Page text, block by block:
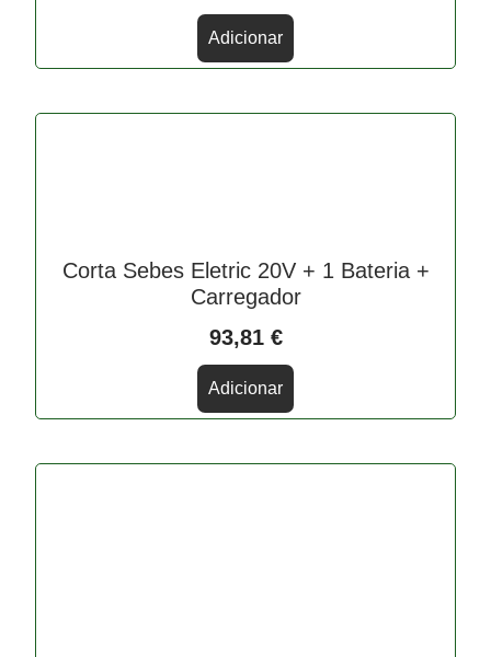
Adicionar
Corta Sebes Eletric 20V + 1 Bateria +
Carregador
93,81 €
Adicionar